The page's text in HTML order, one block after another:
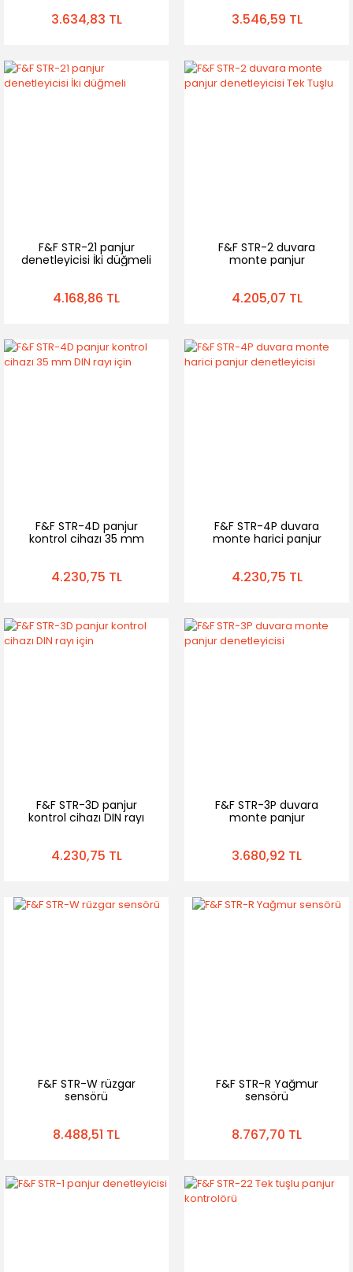
3.634,83 TL 3.546,59 TL
F&F STR-21 panjur
denetleyicisi İki düğmeli
4.168,86 TL
F&F STR-2 duvara
monte panjur
4.205,07 TL
F&F STR-4D panjur
kontrol cihazı 35 mm
4.230,75 TL
F&F STR-4P duvara
monte harici panjur
4.230,75 TL
F&F STR-3D panjur
kontrol cihazı DIN rayı
4.230,75 TL
F&F STR-3P duvara
monte panjur
3.680,92 TL
F&F STR-W rüzgar
sensörü
8.488,51 TL
F&F STR-R Yağmur
sensörü
8.767,70 TL